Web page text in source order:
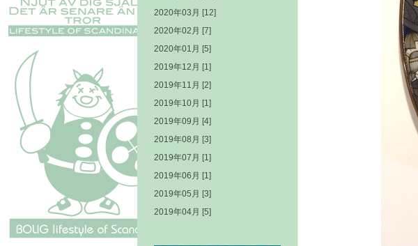
2020年03月 [12]
2020年02月 [7]
2020年01月 [5]
2019年12月 [1]
2019年11月 [2]
2019年10月 [1]
2019年09月 [4]
2019年08月 [3]
2019年07月 [1]
2019年06月 [1]
2019年05月 [3]
2019年04月 [5]